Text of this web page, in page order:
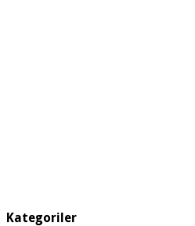
Kategoriler